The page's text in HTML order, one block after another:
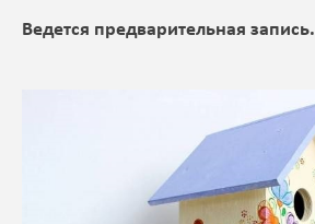
Ведется предварительная запись.